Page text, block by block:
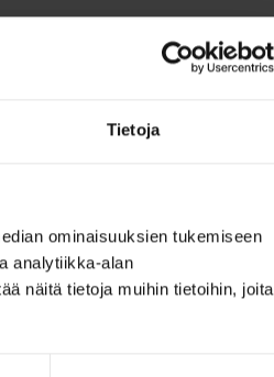
Tietoja
ominaisuuksien tukemiseen
analytiikka-alan
näitä tietoja muihin tietoihin, joita